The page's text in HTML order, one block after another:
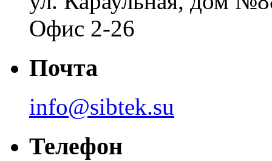
Офис 2-26
Почта
info@sibtek.su
Телефон